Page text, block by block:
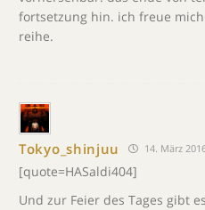
fortsetzung hin. ich freue
reihe.
Tokyo_shinjuu 14. März
[quote=HASaldi404]
Und zur Feier des Tages gibt